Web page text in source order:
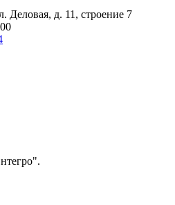
Деловая, д. 11, строение 7